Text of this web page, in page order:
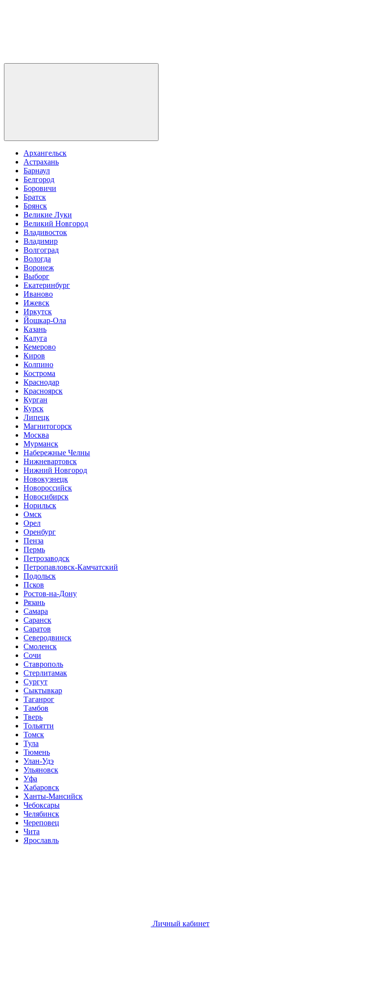
Архангельск
Астрахань
Барнаул
Белгород
Боровичи
Братск
Брянск
Великие Луки
Великий Новгород
Владивосток
Владимир
Волгоград
Вологда
Воронеж
Выборг
Екатеринбург
Иваново
Ижевск
Иркутск
Йошкар-Ола
Казань
Калуга
Кемерово
Киров
Колпино
Кострома
Краснодар
Красноярск
Курган
Курск
Липецк
Магнитогорск
Москва
Мурманск
Набережные Челны
Нижневартовск
Нижний Новгород
Новокузнецк
Новороссийск
Новосибирск
Норильск
Омск
Орел
Оренбург
Пенза
Пермь
Петрозаводск
Петропавловск-Камчатский
Подольск
Псков
Ростов-на-Дону
Рязань
Самара
Саранск
Саратов
Северодвинск
Смоленск
Сочи
Ставрополь
Стерлитамак
Сургут
Сыктывкар
Таганрог
Тамбов
Тверь
Тольятти
Томск
Тула
Тюмень
Улан-Удэ
Ульяновск
Уфа
Хабаровск
Ханты-Мансийск
Чебоксары
Челябинск
Череповец
Чита
Ярославль
Личный кабинет